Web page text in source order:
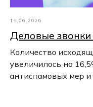
15.06.2026
Деловые
Количество
увеличилось на
антиспамовых мер и